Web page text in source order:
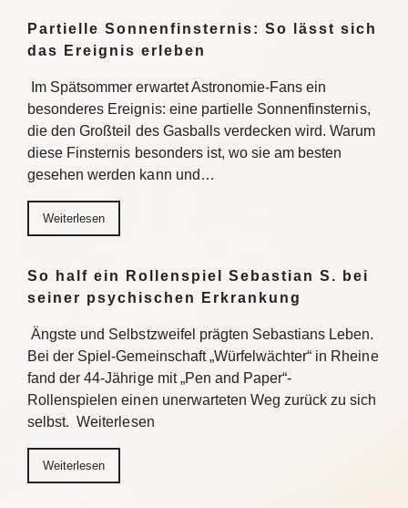
Partielle Sonnenfinsternis: So lässt sich
das Ereignis erleben
Im Spätsommer erwartet Astronomie-Fans ein
besonderes Ereignis: eine partielle Sonnenfinsternis,
die den Großteil des Gasballs verdecken wird. Warum
diese Finsternis besonders ist, wo sie am besten
gesehen werden kann und…
Weiterlesen
So half ein Rollenspiel Sebastian S. bei
seiner psychischen Erkrankung
Ängste und Selbstzweifel prägten Sebastians Leben.
Bei der Spiel-Gemeinschaft „Würfelwächter“ in Rheine
fand der 44-Jährige mit „Pen and Paper“-
Rollenspielen einen unerwarteten Weg zurück zu sich
selbst. Weiterlesen
Weiterlesen